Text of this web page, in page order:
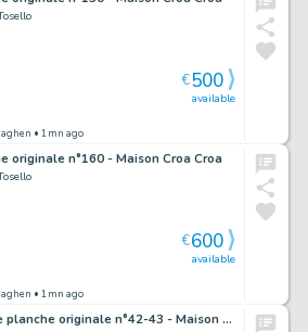
• 1mn ago
available
€500
originale n°160 - Maison Croa Croa
• 1mn ago
available
€600
Double planche originale n°42-43 - Maison Croa Croa